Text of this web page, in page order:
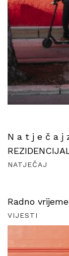
N a t j e č a j
NATJEČAJ
Radno
VIJESTI